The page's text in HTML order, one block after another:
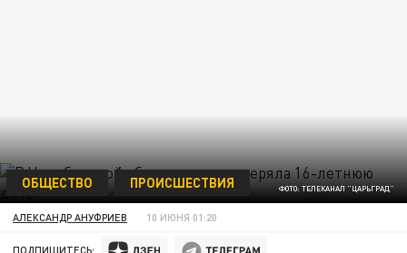
ФОТО: ТЕЛЕКАНАЛ "ЦАРЬГРАД"
ОБЩЕСТВО ПРОИСШЕСТВИЯ
АЛЕКСАНДР АНУФРИЕВ 10 ИЮНЯ 01:20
ПОДПИШИТЕСЬ: